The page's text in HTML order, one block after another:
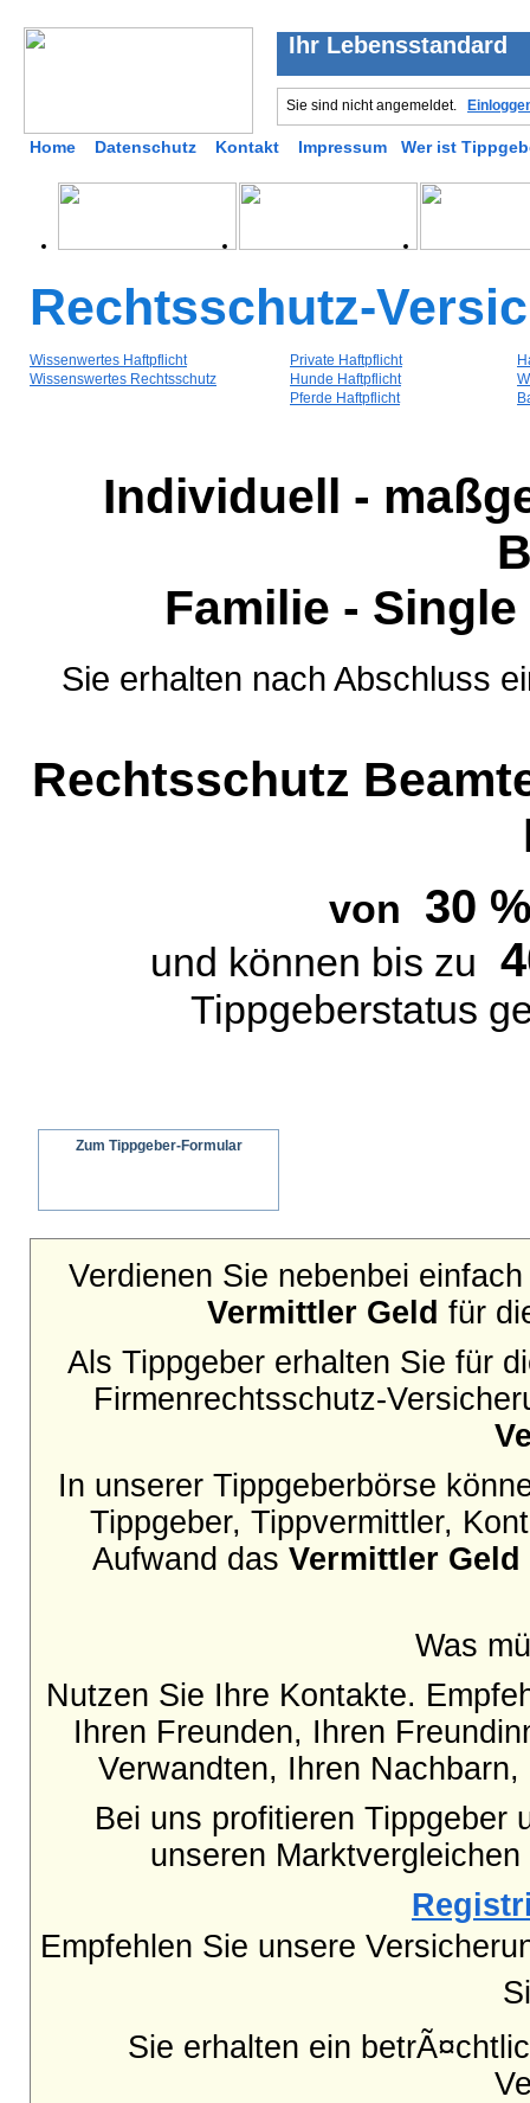
Ihr Lebensstandard
Sie sind nicht angemeldet.
Home Datenschutz Kontakt Impressum Wer ist
Rechtsschutz-
Wissenwertes Haftpflicht
Wissenswertes Rechtsschutz
Private Haftpflicht
Hunde Haftpflicht
Pferde Haftpflicht
Individuell -
Familie -
Sie erhalten nach Abschluss
Rechtsschutz
von 30
und können bis zu
Tippgeberstatus
Zum Tippgeber-Formular
Verdienen Sie nebenbei
Vermittler Geld für
Als Tippgeber erhalten Sie für
Firmenrechtsschutz-
In unserer Tippgeberbörse
Tippgeber, Tippvermittler,
Aufwand das Vermittler Geld
Was
Nutzen Sie Ihre Kontakte.
Ihren Freunden, Ihren
Verwandten, Ihren
Bei uns profitieren Tippgeber
unseren
Empfehlen Sie unsere
Sie erhalten ein